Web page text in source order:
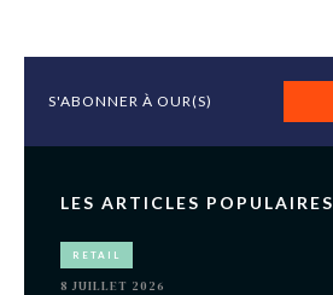
S'ABONNER À OUR(S)
LES ARTICLES POPULAIRES
RETAIL
8 JUILLET 2026